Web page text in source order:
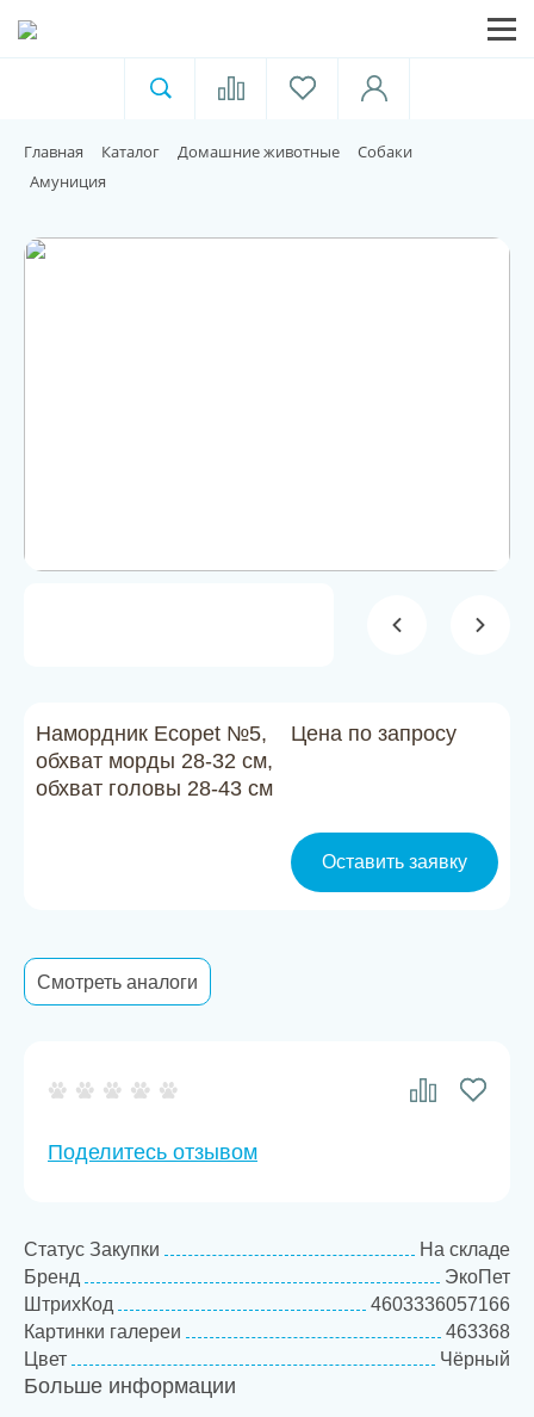
Для пищевой индустрии
Домашние животные
Контакты
О компании
Главная Каталог Домашние животные
Собаки
Амуниция
Намордник Ecopet №5,
обхват морды 28-32 см,
обхват головы 28-43 см
Цена по запросу
Оставить заявку
Смотреть аналоги
Поделитесь отзывом
Статус Закупки
На складе
Бренд
ЭкоПет
ШтрихКод
4603336057166
Картинки галереи
463368
Цвет
Чёрный
Размер
Больше информации